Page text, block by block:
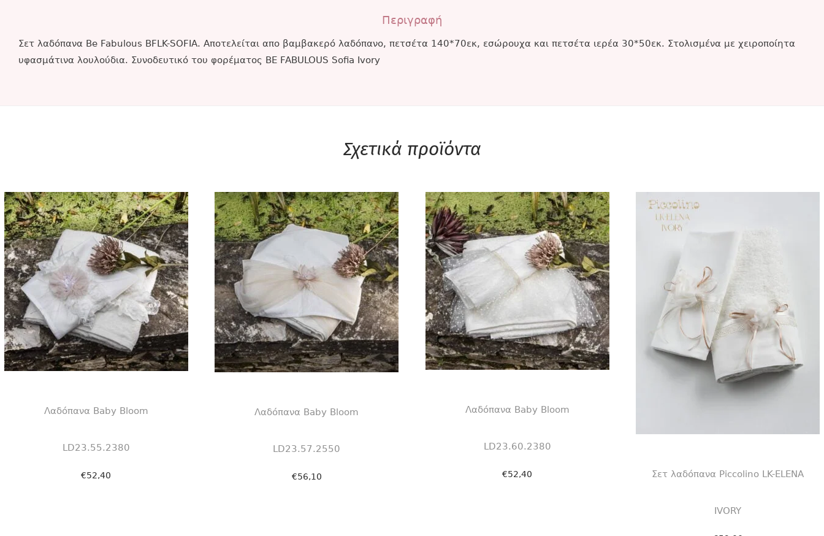
Περιγραφή
Σετ λαδόπανα Be Fabulous BFLK-SOFIA. Αποτελείται απο βαμβακερό λαδόπανο, πετσέτα 140*70εκ, εσώρουχα και πετσέτα ιερέα 30*50εκ. Στολισμένα με χειροποίητα
υφασμάτινα λουλούδια. Συνοδευτικό του φορέματος BE FABULOUS Sofia Ivory
Σχετικά προϊόντα
Λαδόπανα Baby Bloom
LD23.55.2380
€52,40
Λαδόπανα Baby Bloom
LD23.57.2550
€56,10
Λαδόπανα Baby Bloom
LD23.60.2380
€52,40 Σετ λαδόπανα Piccolino LK-ELENA
IVORY